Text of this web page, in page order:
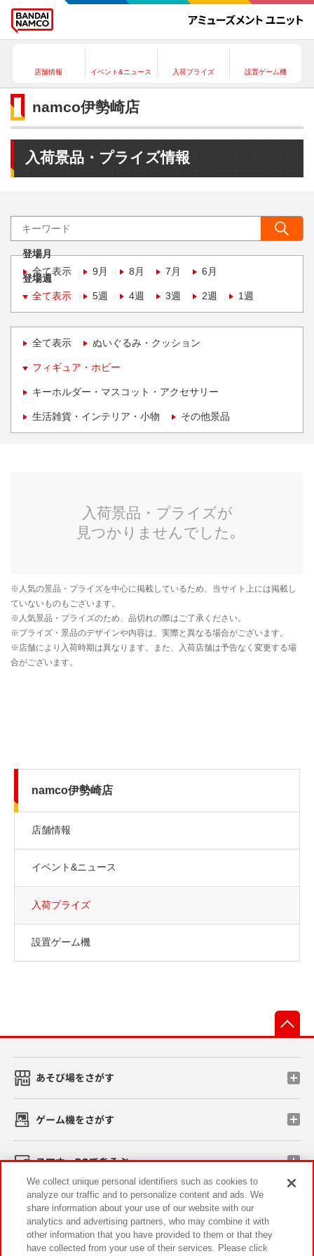
店舗情報 イベント&ニュース 入荷プライズ 設置ゲーム機
namco伊勢崎店
入荷景品・プライズ情報
登場月
全て表示
9月 8月 7月 6月
登場週
全て表示
5週 4週 3週 2週 1週
全て表示 ぬいぐるみ・クッション
フィギュア・ホビー
キーホルダー・マスコット・アクセサリー
生活雑貨・インテリア・小物 その他景品
namco伊勢崎店
店舗情報
イベント&ニュース
入荷プライズ
設置ゲーム機
あそび場をさがす
ゲーム機をさがす
スマホ・PCであそぶ
イベント・キャンペーン
We collect unique personal identifiers such as cookies to
analyze our traffic and to personalize content and ads. We
share information about your use of our website with our
analytics and advertising partners, who may combine it with
other information that you have provided to them or that they
have collected from your use of their services. Please click